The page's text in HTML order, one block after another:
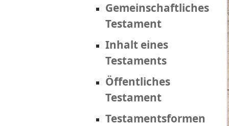
Gemeinschaftliches
Testament
Inhalt eines
Testaments
Öffentliches
Testament
Testamentsformen